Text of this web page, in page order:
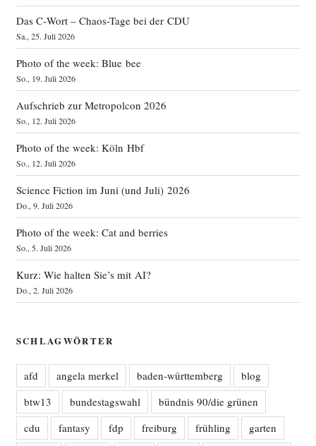
Das C‑Wort – Chaos-Tage bei der CDU
Sa., 25. Juli 2026
Photo of the week: Blue bee
So., 19. Juli 2026
Aufschrieb zur Metropolcon 2026
So., 12. Juli 2026
Photo of the week: Köln Hbf
So., 12. Juli 2026
Science Fiction im Juni (und Juli) 2026
Do., 9. Juli 2026
Photo of the week: Cat and berries
So., 5. Juli 2026
Kurz: Wie halten Sie’s mit AI?
Do., 2. Juli 2026
SCHLAGWÖRTER
afd angela merkel baden-württemberg
blog
btw13
bundestagswahl
bündnis 90/die grünen
cdu
fantasy fdp freiburg frühling
garten